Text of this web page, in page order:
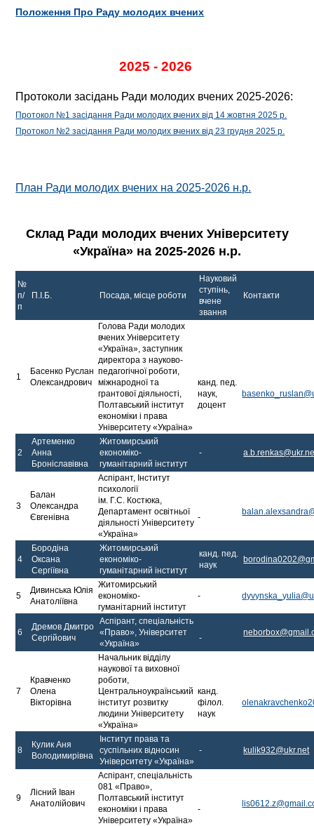
Положення Про Раду молодих вчених
2025 - 2026
Протоколи засідань Ради молодих вчених 2025-2026:
Протокол №1 засідання Ради молодих вчених від 14 жовтня 2025 р.
Протокол №2 засідання Ради молодих вчених від 23 грудня 2025 р.
План Ради молодих вчених на 2025-2026 н.р.
Склад Ради молодих вчених Університету
«Україна» на 2025-2026 н.р.
№
п/
п
П.І.Б. Посада, місце роботи
Науковий
ступінь,
вчене
звання
Контакти
1
Басенко Руслан
Олександрович
Голова Ради молодих
вчених Університету
«Україна», заступник
директора з науково-
педагогічної роботи,
міжнародної та
грантової діяльності,
Полтавський інститут
економіки і права
Університету «Україна»
канд. пед.
наук,
доцент
2
Артеменко
Анна
Броніславівна
Житомирський
економіко-
гуманітарний інститут
-
3
Балан
Олександра
Євгенівна
Аспірант, Інститут
психології
ім. Г.С. Костюка,
Департамент освітньої
діяльності Університету
«Україна»
-
4
Бородіна
Оксана
Сергіївна
Житомирський
економіко-
гуманітарний інститут
канд. пед.
наук
5
Дивинська Юлія
Анатоліївна
Житомирський
економіко-
гуманітарний інститут
-
6
Дремов Дмитро
Сергійович
Аспірант, спеціальність
«Право», Університет
«Україна»
-
7
Кравченко
Олена
Вікторівна
Начальник відділу
наукової та виховної
роботи,
Центральноукраїнський
інститут розвитку
людини Університету
«Україна»
канд.
філол.
наук
8
Кулик Аня
Володимирівна
Інститут права та
суспільних відносин
Університету «Україна»
- kulik932@ukr.net
9
Лісний Іван
Анатолійович
Аспірант, спеціальність
081 «Право»,
Полтавський інститут
економіки і права
Університету «Україна»
-